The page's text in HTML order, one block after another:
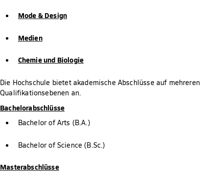
Mode & Design
Medien
Chemie und Biologie
Die Hochschule bietet akademische Abschlüsse auf mehreren
Qualifikationsebenen an.
Bachelorabschlüsse
Bachelor of Arts (B.A.)
Bachelor of Science (B.Sc.)
Masterabschlüsse